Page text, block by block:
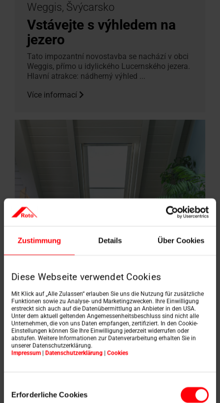
Zustimmung Details Über Cookies
Diese Webseite verwendet Cookies
Mit Klick auf „Alle Zulassen“ erlauben Sie uns die Nutzung für zusätzliche
Funktionen sowie zu Analyse- und Marketingzwecken. Ihre Einwilligung
erstreckt sich auch auf die Datenübermittlung an Anbieter in den USA.
Unter dem aktuell geltenden Angemessenheitsbeschluss sind nicht alle
Unternehmen, die von uns Daten empfangen, zertifiziert. In den Cookie-
Einstellungen können Sie Ihre Einwilligung jederzeit widerrufen oder
abstufen. Weitere Informationen zur Datenverarbeitung erhalten Sie in
unserer Datenschutzerklärung.
Impressum | Datenschutzerklärung | Cookies
Erforderliche Cookies
Weggis, Švýcarsko
Vstávejte s výhledem na
jezero
Tato impozantní novostavba se nachází v obci
Weggis, přímo u idylického Lucernského jezera.
Hlavní atrakce: nádherný výhled ...
Více informací
Czechówka, Polsko
Skutečný ráj pro milovníky
přírody
idylické vesničce Czechówka, který je dokonale
zasazen do klidného přírodního prostředí, v